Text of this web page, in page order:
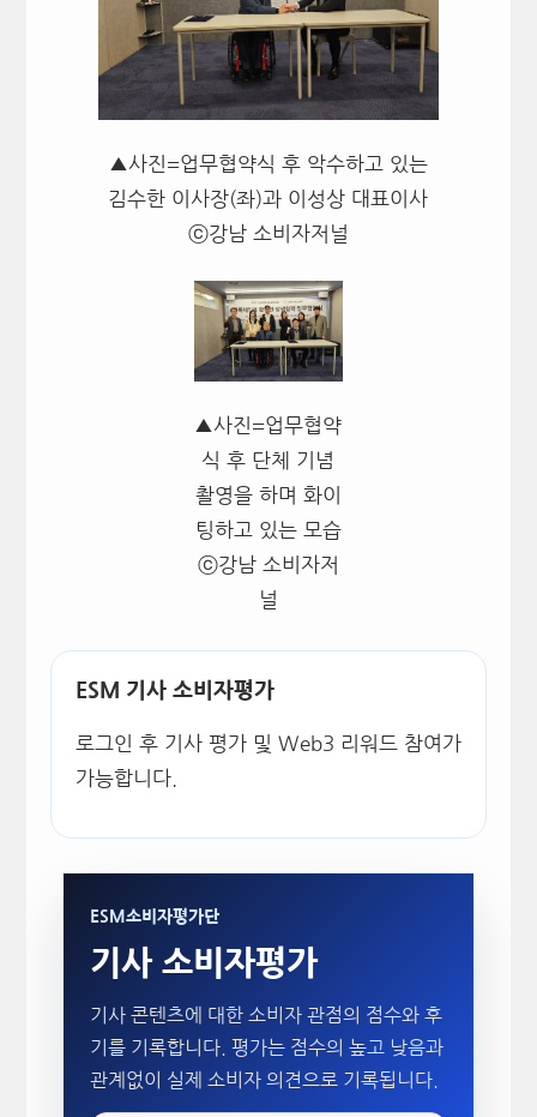
▲사진=업무협약식 후 악수하고 있는
김수한 이사장(좌)과 이성상 대표이사
ⓒ강남 소비자저널
▲사진=업무협약
식 후 단체 기념
촬영을 하며 화이
팅하고 있는 모습
ⓒ강남 소비자저
널
ESM 기사 소비자평가
로그인 후 기사 평가 및 Web3 리워드 참여가
가능합니다.
ESM소비자평가단
기사 소비자평가
기사 콘텐츠에 대한 소비자 관점의 점수와 후
기를 기록합니다. 평가는 점수의 높고 낮음과
관계없이 실제 소비자 의견으로 기록됩니다.